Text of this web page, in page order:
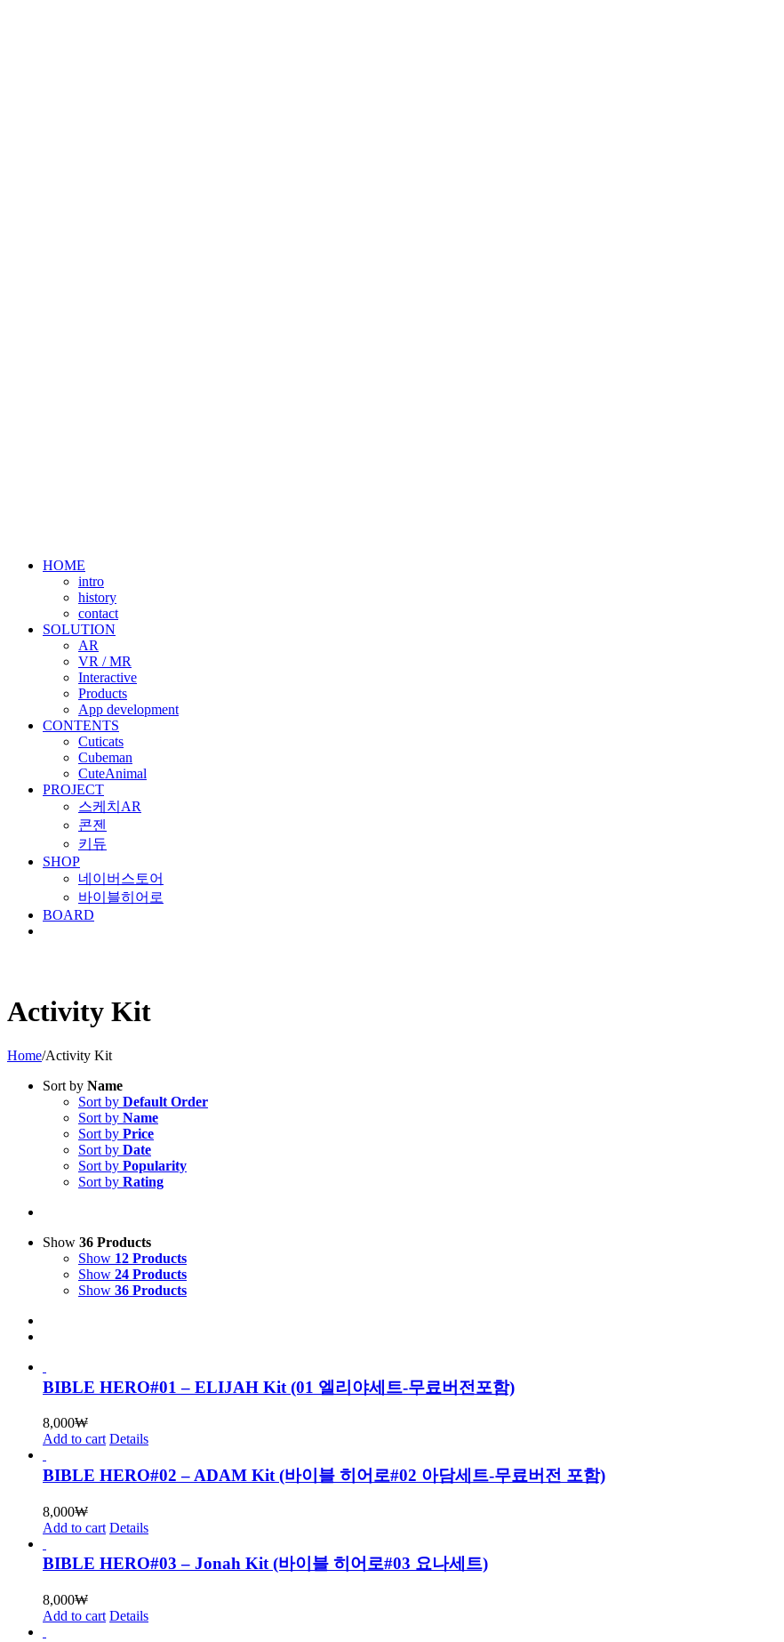
HOME
intro
history
contact
SOLUTION
AR
VR / MR
Interactive
Products
App development
CONTENTS
Cuticats
Cubeman
CuteAnimal
PROJECT
스케치AR
콘젠
키듀
SHOP
네이버스토어
바이블히어로
BOARD
Activity Kit
Home/Activity Kit
Sort by Name
Sort by Default Order
Sort by Name
Sort by Price
Sort by Date
Sort by Popularity
Sort by Rating
Show 36 Products
Show 12 Products
Show 24 Products
Show 36 Products
BIBLE HERO#01 – ELIJAH Kit (01 엘리야세트-무료버전포함)
8,000₩
Add to cart Details
BIBLE HERO#02 – ADAM Kit (바이블 히어로#02 아담세트-무료버전 포함)
8,000₩
Add to cart Details
BIBLE HERO#03 – Jonah Kit (바이블 히어로#03 요나세트)
8,000₩
Add to cart Details